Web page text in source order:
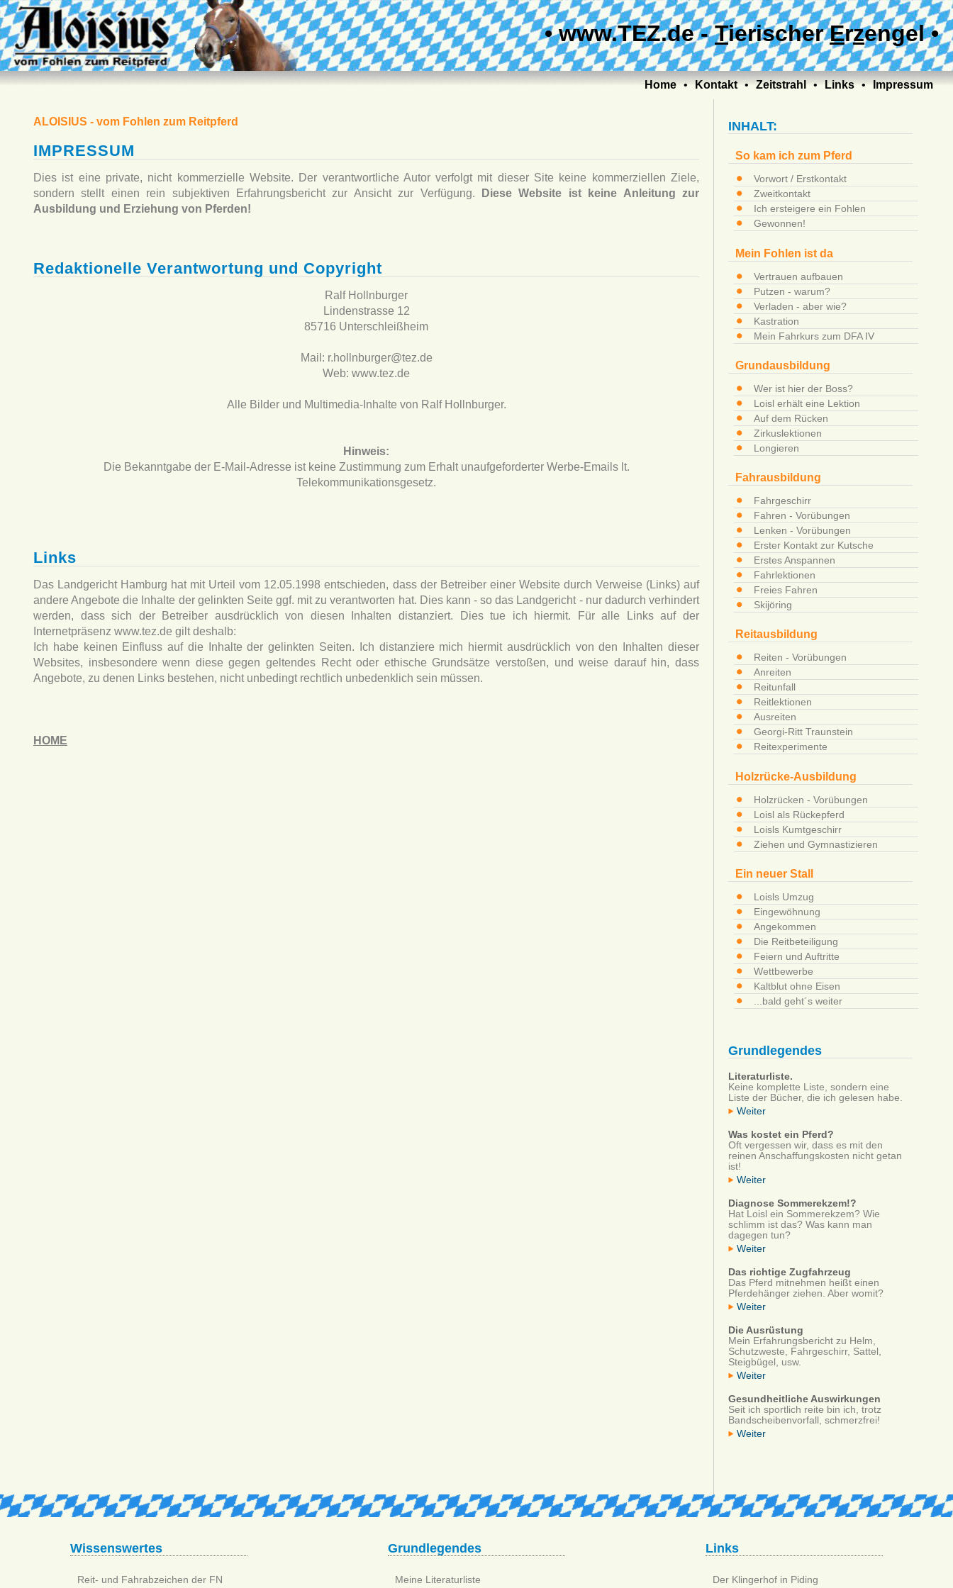
• www.TEZ.de -TierischerErzengel •
Home • Kontakt • Zeitstrahl • Links • Impressum
ALOISIUS - vom Fohlen zum Reitpferd
IMPRESSUM
Dies ist eine private, nicht kommerzielle Website. Der verantwortliche Autor verfolgt mit dieser Site keine kommerziellen Ziele,
sondern stellt einen rein subjektiven Erfahrungsbericht zur Ansicht zur Verfügung.
Diese Website ist keine Anleitung zur
Ausbildung und Erziehung von Pferden!
Redaktionelle Verantwortung und Copyright
Ralf Hollnburger
Lindenstrasse 12
85716 Unterschleißheim
Mail: r.hollnburger@tez.de
Web: www.tez.de
Alle Bilder und Multimedia-Inhalte von Ralf Hollnburger.
Hinweis:
Die Bekanntgabe der E-Mail-Adresse ist keine Zustimmung zum Erhalt unaufgeforderter Werbe-Emails lt.
Telekommunikationsgesetz.
Links
Das Landgericht Hamburg hat mit Urteil vom 12.05.1998 entschieden, dass der Betreiber einer Website durch Verweise (Links) auf
andere Angebote die Inhalte der gelinkten Seite ggf. mit zu verantworten hat. Dies kann - so das Landgericht - nur dadurch verhindert
werden, dass sich der Betreiber ausdrücklich von diesen Inhalten distanziert. Dies tue ich hiermit. Für alle Links auf der
Internetpräsenz www.tez.de gilt deshalb:
Ich habe keinen Einfluss auf die Inhalte der gelinkten Seiten. Ich distanziere mich hiermit ausdrücklich von den Inhalten dieser
Websites, insbesondere wenn diese gegen geltendes Recht oder ethische Grundsätze verstoßen, und weise darauf hin, dass
Angebote, zu denen Links bestehen, nicht unbedingt rechtlich unbedenklich sein müssen.
HOME
INHALT:
So kam ich zum Pferd
Vorwort / Erstkontakt
Zweitkontakt
Ich ersteigere ein Fohlen
Gewonnen!
Mein Fohlen ist da
Vertrauen aufbauen
Putzen - warum?
Verladen - aber wie?
Kastration
Mein Fahrkurs zum DFA IV
Grundausbildung
Wer ist hier der Boss?
Loisl erhält eine Lektion
Auf dem Rücken
Zirkuslektionen
Longieren
Fahrausbildung
Fahrgeschirr
Fahren - Vorübungen
Lenken - Vorübungen
Erster Kontakt zur Kutsche
Erstes Anspannen
Fahrlektionen
Freies Fahren
Skijöring
Reitausbildung
Reiten - Vorübungen
Anreiten
Reitunfall
Reitlektionen
Ausreiten
Georgi-Ritt Traunstein
Reitexperimente
Holzrücke-Ausbildung
Holzrücken - Vorübungen
Loisl als Rückepferd
Loisls Kumtgeschirr
Ziehen und Gymnastizieren
Ein neuer Stall
Loisls Umzug
Eingewöhnung
Angekommen
Die Reitbeteiligung
Feiern und Auftritte
Wettbewerbe
Kaltblut ohne Eisen
...bald geht´s weiter
Grundlegendes
Literaturliste.
Keine komplette Liste, sondern eine
Liste der Bücher, die ich gelesen habe.
Weiter
Was kostet ein Pferd?
Oft vergessen wir, dass es mit den
reinen Anschaffungskosten nicht getan
ist!
Weiter
Diagnose Sommerekzem!?
Hat Loisl ein Sommerekzem? Wie
schlimm ist das? Was kann man
dagegen tun?
Weiter
Das richtige Zugfahrzeug
Das Pferd mitnehmen heißt einen
Pferdehänger ziehen. Aber womit?
Weiter
Die Ausrüstung
Mein Erfahrungsbericht zu Helm,
Schutzweste, Fahrgeschirr, Sattel,
Steigbügel, usw.
Weiter
Gesundheitliche Auswirkungen
Seit ich sportlich reite bin ich, trotz
Bandscheibenvorfall, schmerzfrei!
Weiter
Wissenswertes
Reit- und Fahrabzeichen der FN
Grundlegendes
Meine Literaturliste
Links
Der Klingerhof in Piding